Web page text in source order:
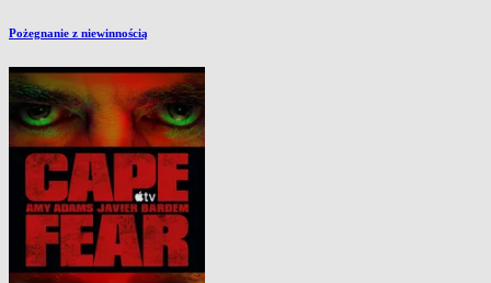
Pożegnanie z niewinnością